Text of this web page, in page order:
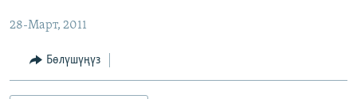
ЭКОНОМИКА
МАДАНИЯТ
БОРБОР АЗИЯ
АТАЙЫН ИЛИКТӨӨ
ТВ ПРОГРАММАЛАР
28-Март, 2011
Бөлүшүңүз